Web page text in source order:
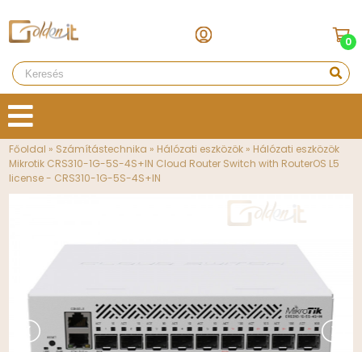
0
Főoldal » Számítástechnika » Hálózati eszközök » Hálózati eszközök
Mikrotik CRS310-1G-5S-4S+IN Cloud Router Switch with RouterOS L5
license - CRS310-1G-5S-4S+IN